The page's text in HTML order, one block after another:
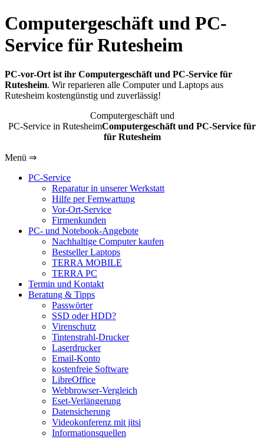
Computergeschäft und PC-
Service für Rutesheim
PC-vor-Ort ist ihr Computergeschäft und PC-Service für
Rutesheim. Wir reparieren alle Computer und Laptops aus
Rutesheim kostengünstig und zuverlässig!
Computergeschäft und
PC-Service in RutesheimComputergeschäft und PC-Service für
für Rutesheim
Menü ⇒
PC-Service
Reparatur in unserer Werkstatt
Hilfe per Fernwartung
Vor-Ort-Service
Firmenkunden
PC- und Notebook-Angebote
Nachhaltige Computer kaufen
Bestseller Laptops
TERRA MOBILE
TERRA PC
Termin und Kontakt
Beratung & Tipps
Passwörter
SSD oder HDD?
Virenschutz
Tintenstrahl-Drucker
Laserdrucker
Email-Konto
kostenfreie Software
LibreOffice
Webbrowser-Vergleich
Eset-Verlängerung
Datensicherung
Videokonferenz mit jitsi
Informationsquellen